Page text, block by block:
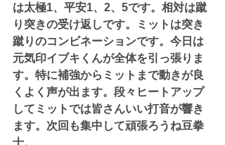
は太極1、平安1、2、5です。相対は蹴
り突きの受け返しです。ミットは突き
蹴りのコンビネーションです。今日は
元気印イブキくんが全体を引っ張りま
す。特に補強からミットまで動きが良
くよく声が出ます。段々ヒートアップ
してミットでは皆さんいい打音が響き
ます。次回も集中して頑張ろうね豆拳
士。